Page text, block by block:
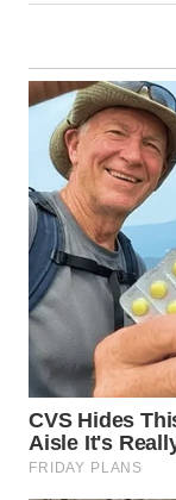
DANAU
TOBA
WN
NIAS
WN
LANGKAT
WN
TAPANULI
SELATAN
WN